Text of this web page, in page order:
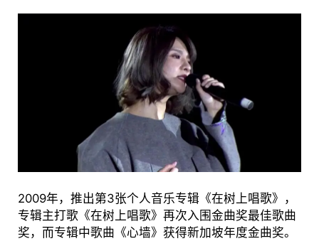
2009年，推出第3张个人音乐专辑《在树上唱歌》，
专辑主打歌《在树上唱歌》再次入围金曲奖最佳歌曲
奖，而专辑中歌曲《心墙》获得新加坡年度金曲奖。